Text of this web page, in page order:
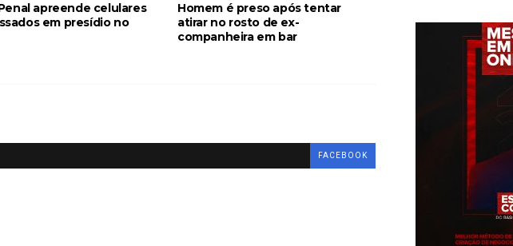
apreende celulares
em presídio no
Homem é preso após tentar
atirar no rosto de ex-
companheira em bar
FACEBOOK